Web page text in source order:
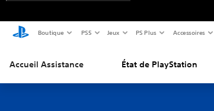
Boutique PS5 Jeux PS Plus Accessoires
Accueil Assistance État de PlayStation